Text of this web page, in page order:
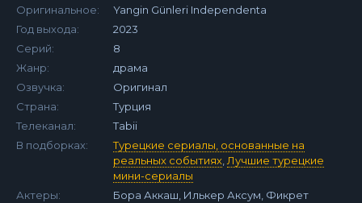
Оригинальное:
Yangin Günleri Independenta
Год выхода:
2023
Серий:
8
Жанр:
драма
Озвучка:
Оригинал
Страна:
Турция
Телеканал:
Tabii
В подборках:
Турецкие сериалы, основанные на
реальных событиях Лучшие турецкие
мини-сериалы
Актеры:
Бора Аккаш, Илькер Аксум, Фикрет